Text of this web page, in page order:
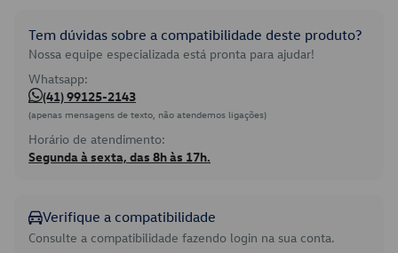
Tem dúvidas sobre a compatibilidade deste produto?
Nossa equipe especializada está pronta para ajudar!
Whatsapp:
(41) 99125-2143
(apenas mensagens de texto, não atendemos ligações)
Horário de atendimento:
Segunda à sexta, das 8h às 17h.
Verifique a compatibilidade
Consulte a compatibilidade fazendo login na sua conta.